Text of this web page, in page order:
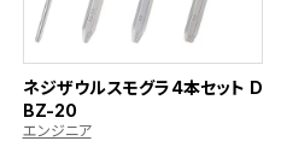
ネジザウルスモグラ4本セット D
BZ-20
エンジニア